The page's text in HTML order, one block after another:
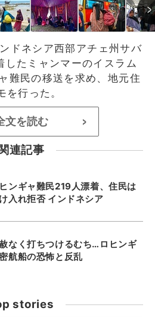
ドネシア西部アチェ州サバ
したミャンマーのイスラム
難民の移送を求め、地元住
行った。
文を読む >
連記事
ンギャ難民219人漂着、住民は
入れ拒否 インドネシア
なく打ちつけるむち…ロヒンギ
航船の恐怖と反乱
stories